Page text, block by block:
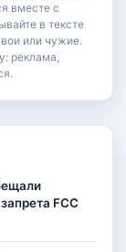
вместе с
в тексте
или чужие.
реклама,
FCC